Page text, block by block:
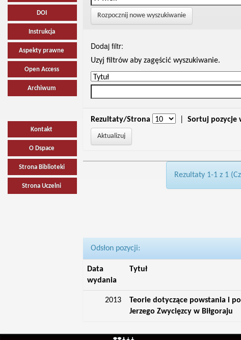
DOI
Instrukcja
Aspekty prawne
Open Access
Archiwum
Kontakt
O Dspace
Strona Biblioteki
Strona Uczelni
Rozpocznij nowe wyszukiwanie
Dodaj filtr:
Uzyj filtrów aby zagęścić wyszukiwanie.
Rezultaty/Strona Sortuj pozycje
Rezultaty 1-1 z 1
Odsłon pozycji:
Data
wydania
Tytuł
2013
Teorie dotyczące powstania i
Jerzego Zwycięzcy w Biłgoraju